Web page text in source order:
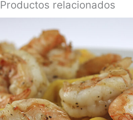
Productos relacionados